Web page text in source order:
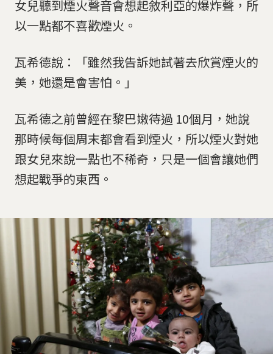
女兒聽到煙火聲音會想起敘利亞的爆炸聲，所
以一點都不喜歡煙火。
瓦希德說：「雖然我告訴她試著去欣賞煙火的
美，她還是會害怕。」
瓦希德之前曾經在黎巴嫩待過 10個月，她說
那時候每個周末都會看到煙火，所以煙火對她
跟女兒來說一點也不稀奇，只是一個會讓她們
想起戰爭的東西。